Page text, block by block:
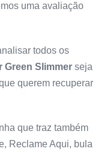
uma avaliação
todos os
Green Slimmer seja
querem recuperar
que traz também
Reclame Aqui, bula